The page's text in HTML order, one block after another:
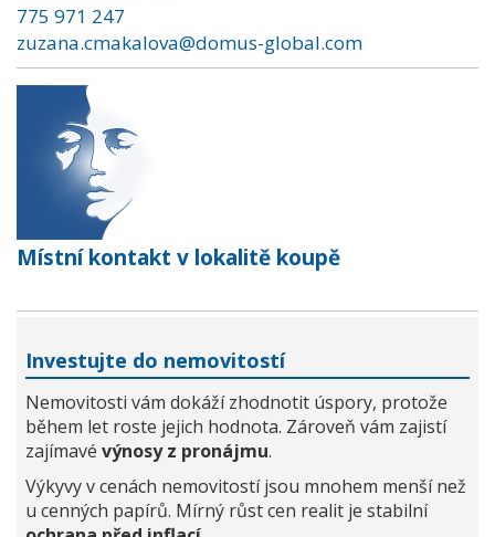
775 971 247
zuzana.cmakalova@domus-global.com
Místní kontakt v lokalitě koupě
Investujte do nemovitostí
Nemovitosti vám dokáží zhodnotit úspory, protože
během let roste jejich hodnota. Zároveň vám zajistí
zajímavé výnosy z pronájmu.
Výkyvy v cenách nemovitostí jsou mnohem menší než
u cenných papírů. Mírný růst cen realit je stabilní